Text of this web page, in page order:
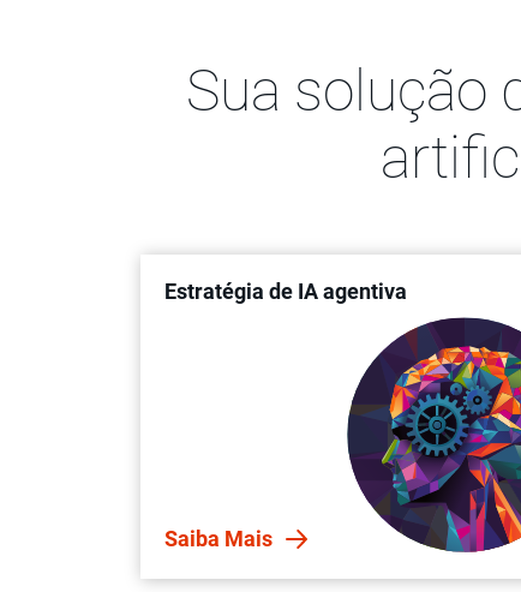
Sua solução
Estratégia de IA agentiva
Saiba Mais